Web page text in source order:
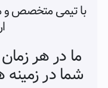
با تیمی متخصص و
ما در هر
شما در